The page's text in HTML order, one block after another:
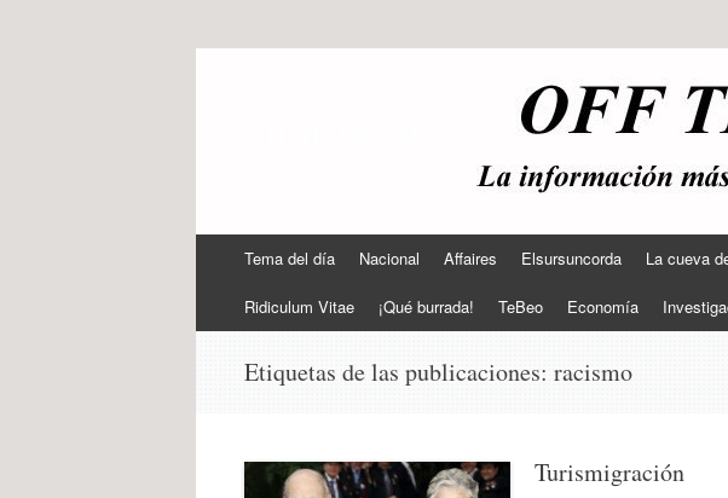
contenido
Tema del día Nacional Affaires Elsursuncorda La cueva
Ridiculum Vitae ¡Qué burrada! TeBeo Economía
Etiquetas de las publicaciones: racismo
Turismigración